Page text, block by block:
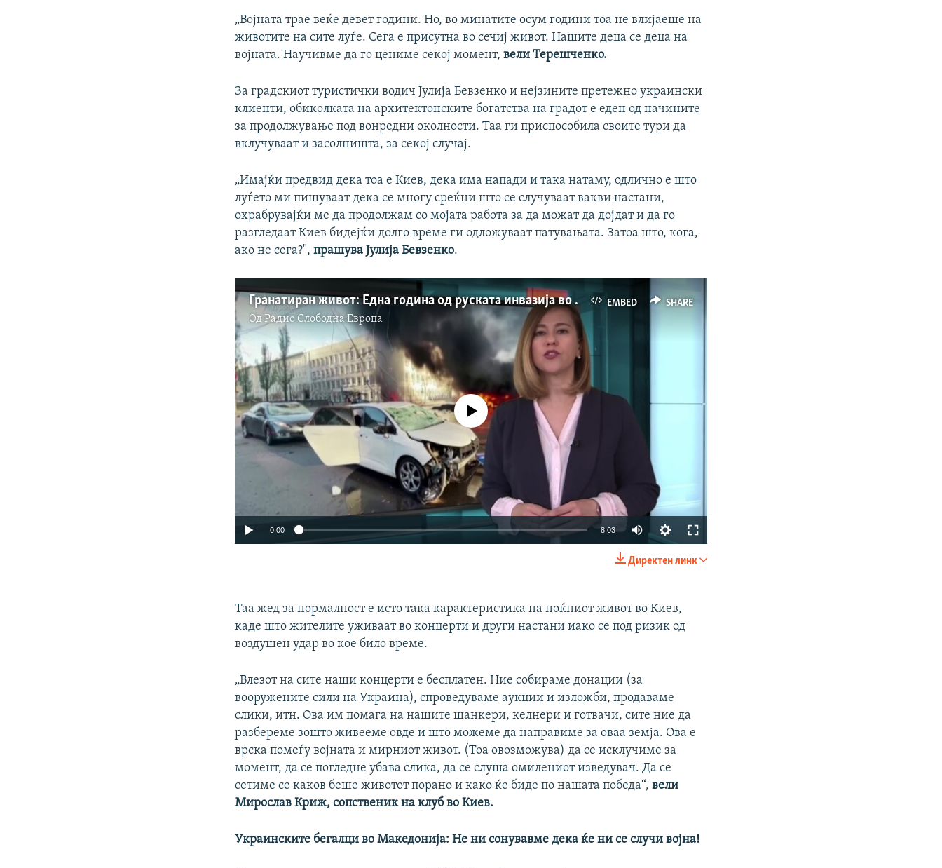
„Војната трае веќе девет години. Но, во минатите осум години тоа не влијаеше на
животите на сите луѓе. Сега е присутна во сечиј живот. Нашите деца се деца на
војната. Научивме да го цениме секој момент,вели Терешченко.
За градскиот туристички водич Јулија Бевзенко и нејзините претежно украински
клиенти, обиколката на архитектонските богатства на градот е еден од начините
за продолжување под вонредни околности. Таа ги приспособила своите тури да
вклучуваат и засолништа, за секој случај.
„Имајќи предвид дека тоа е Киев, дека има напади и така натаму, одлично е што
луѓето ми пишуваат дека се многу среќни што се случуваат вакви настани,
охрабрувајќи ме да продолжам со мојата работа за да можат да дојдат и да го
разгледаат Киев бидејќи долго време ги одложуваат патувањата. Затоа што, кога,
ако не сега?",прашува Јулија Бевзенко.
EMBED SHARE
Гранатиран живот: Една година од руската инвазија во Украина
ОдРадио Слободна Eвропа
SHARE
Auto 240p
720p 1080p
No media source currently available
0:00 8:03
720p
Директен линк
Таа жед за нормалност е исто така карактеристика на ноќниот живот во Киев,
каде што жителите уживаат во концерти и други настани иако се под ризик од
воздушен удар во кое било време.
„Влезот на сите наши концерти е бесплатен. Ние собираме донации (за
вооружените сили на Украина), спроведуваме аукции и изложби, продаваме
слики, итн. Ова им помага на нашите шанкери, келнери и готвачи, сите ние да
разбереме зошто живееме овде и што можеме да направиме за оваа земја. Ова е
врска помеѓу војната и мирниот живот. (Тоа овозможува) да се исклучиме за
момент, да се погледне убава слика, да се слуша омилениот изведувач. Да се
сетиме се каков беше животот порано и како ќе биде по нашата победа“,вели
Мирослав Криж, сопственик на клуб во Киев.
Украинските бегалци во Македонија:Не ни сонувавме дека ќе ни се случи војна!